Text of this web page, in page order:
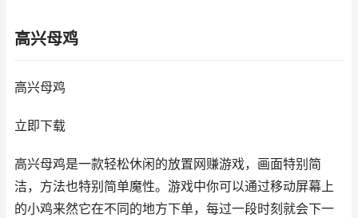
高兴母鸡
高兴母鸡
立即下载
高兴母鸡是一款轻松休闲的放置网赚游戏，画面特别简
洁，方法也特别简单魔性。游戏中你可以通过移动屏幕上
的小鸡来然它在不同的地方下单，每过一段时刻就会下一